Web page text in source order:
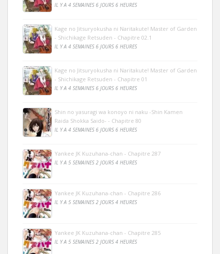
IL Y A 4 SEMAINES 6 JOURS 6 HEURES
Kage no Jitsuryokusha ni Naritakute! Master of Garden
- Shichikage Retsuden - Chapitre 02.1
IL Y A 4 SEMAINES 6 JOURS 6 HEURES
Kage no Jitsuryokusha ni Naritakute! Master of Garden
- Shichikage Retsuden - Chapitre 01
IL Y A 4 SEMAINES 6 JOURS 6 HEURES
Shin no yasuragi wa konoyo ni naku -Shin Kamen
Raida Shokka Saido- - Chapitre 80
IL Y A 4 SEMAINES 6 JOURS 6 HEURES
Yankee JK Kuzuhana-chan - Chapitre 287
IL Y A 5 SEMAINES 2 JOURS 4 HEURES
Yankee JK Kuzuhana-chan - Chapitre 286
IL Y A 5 SEMAINES 2 JOURS 4 HEURES
Yankee JK Kuzuhana-chan - Chapitre 285
IL Y A 5 SEMAINES 2 JOURS 4 HEURES